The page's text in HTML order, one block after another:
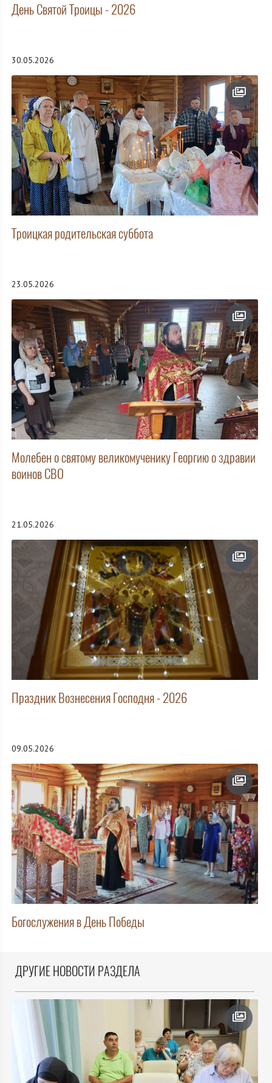
День Святой Троицы - 2026
30.05.2026
Троицкая родительская суббота
23.05.2026
Молебен о святому великомученику Георгию о здравии
воинов СВО
21.05.2026
Праздник Вознесения Господня - 2026
09.05.2026
Богослужения в День Победы
ДРУГИЕ НОВОСТИ РАЗДЕЛА